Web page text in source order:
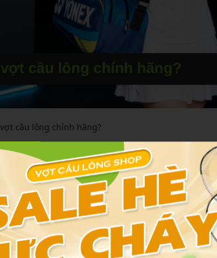
cầu lông chính hãng?
quản vợt và phụ kiện, đảm bảo độ bền và an
mang lại sự yên tâm cho người chơi từ
mua túi vợt từ các thương hiệu uy tín.
kết hợp PU, giúp chống nước, chống va đập